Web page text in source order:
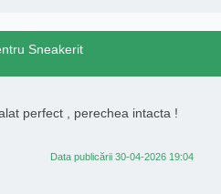
Sneakerit
perfect , perechea intacta !
Data publicării 30-04-2026 19:04